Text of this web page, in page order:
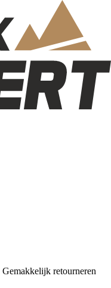
Gemakkelijk retourneren